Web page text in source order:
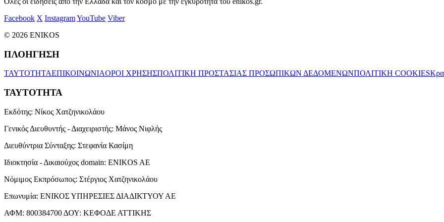
Facebook X InstagramYouTube Viber
© 2026 ENIKOS
ΠΛΟΗΓΗΣΗ
ΤΑΥΤΟΤΗΤΑΕΠΙΚΟΙΝΩΝΙΑΟΡΟΙ ΧΡΗΣΗΣΠΟΛΙΤΙΚΗ ΠΡΟΣΤΑΣΙΑΣ ΠΡΟΣΩΠΙΚΩΝ ΔΕΔΟΜΕΝΩΝΠΟΛΙΤΙΚΗ COOKIES
ΤΑΥΤΟΤΗΤΑ
Εκδότης: Νίκος Χατζηνικολάου
Γενικός Διευθυντής - Διαχειριστής: Μάνος Νιφλής
Διευθύντρια Σύνταξης: Στεφανία Κασίμη
Ιδιοκτησία - Δικαιούχος domain: ENIKOS AE
Νόμιμος Εκπρόσωπος: Στέργιος Χατζηνικολάου
Επωνυμία: ΕΝΙΚΟΣ ΥΠΗΡΕΣΙΕΣ ΔΙΑΔΙΚΤΥΟΥ ΑΕ
ΑΦΜ: 800384700 ΔΟΥ: ΚΕΦΟΔΕ ΑΤΤΙΚΗΣ